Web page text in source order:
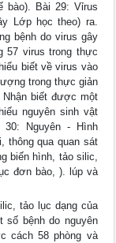
bào). Bài 29: Vỉrus
Lớp học theo) ra.
bệnh do virus gây
57 virus trong thực
biết về virus vào
trong thực giản
biết được một
nguyên sinh vật
30: Nguyên - Hình
thông qua quan sát
biến hình, tảo silic,
đơn bào, ). lúp và
tảo lục dạng của
số bệnh do nguyên
cách 58 phòng và